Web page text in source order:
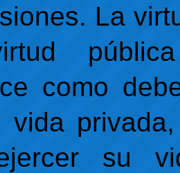
La
como
vida
su